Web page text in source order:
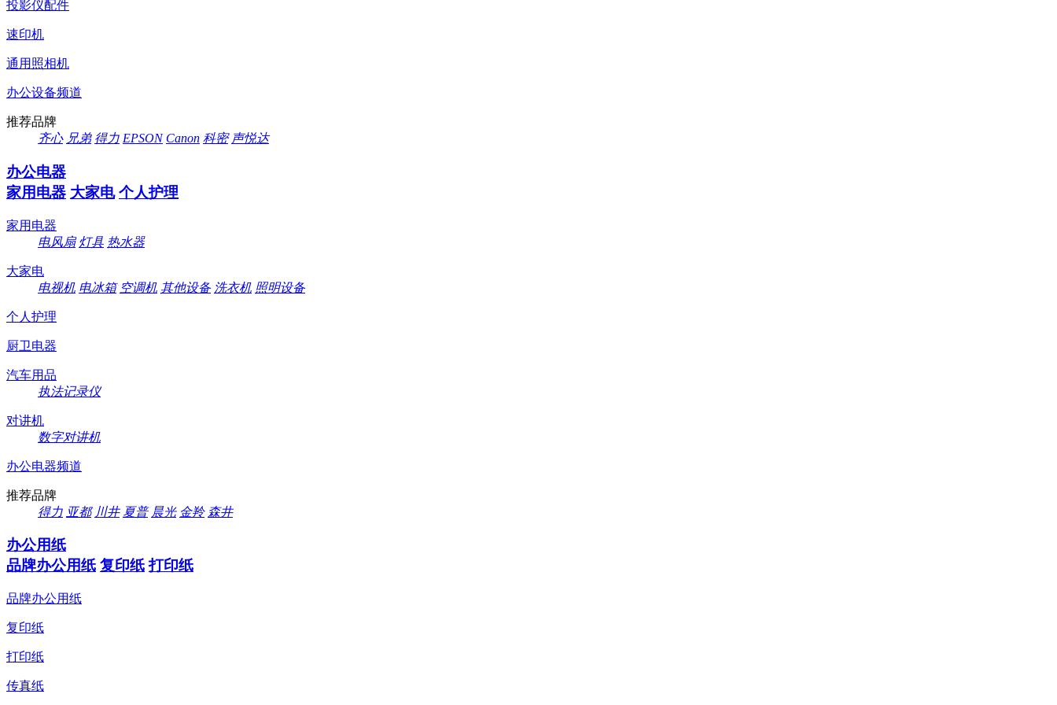
投影仪配件
速印机
通用照相机
办公设备频道
推荐品牌
齐心 兄弟 得力 EPSON Canon 科密 声悦达
办公电器
家用电器 大家电 个人护理
家用电器
电风扇 灯具 热水器
大家电
电视机 电冰箱 空调机 其他设备 洗衣机 照明设备
个人护理
厨卫电器
汽车用品
执法记录仪
对讲机
数字对讲机
办公电器频道
推荐品牌
得力 亚都 川井 夏普 晨光 金羚 森井
办公用纸
品牌办公用纸 复印纸 打印纸
品牌办公用纸
复印纸
打印纸
传真纸